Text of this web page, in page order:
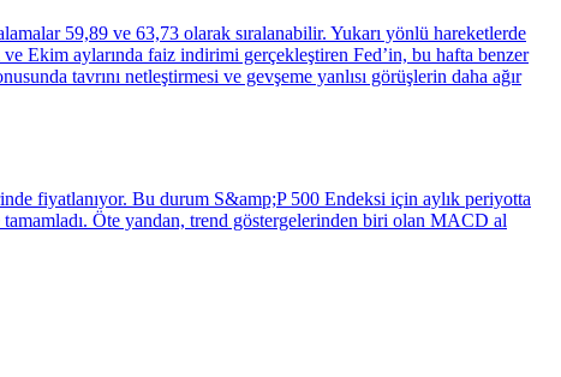
59,89 ve 63,73 olarak sıralanabilir. Yukarı yönlü hareketlerde
Ekim aylarında faiz indirimi gerçekleştiren Fed’in, bu hafta benzer
tavrını netleştirmesi ve gevşeme yanlısı görüşlerin daha ağır
fiyatlanıyor. Bu durum S&amp;P 500 Endeksi için aylık periyotta
Öte yandan, trend göstergelerinden biri olan MACD al